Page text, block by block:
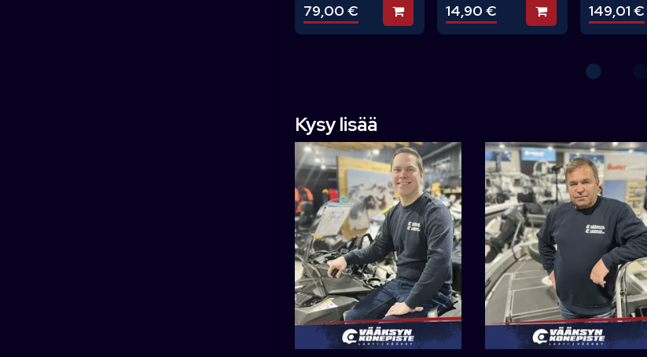
79,00 € Lisää koriin14,90 € Lisää koriin149,01 €
Kysy lisää